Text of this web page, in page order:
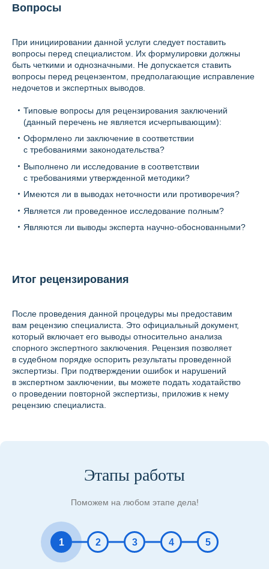
Вопросы
При инициировании данной услуги следует поставить
вопросы перед специалистом. Их формулировки должны
быть четкими и однозначными. Не допускается ставить
вопросы перед рецензентом, предполагающие исправление
недочетов и экспертных выводов.
Типовые вопросы для рецензирования заключений
(данный перечень не является исчерпывающим):
Оформлено ли заключение в соответствии
с требованиями законодательства?
Выполнено ли исследование в соответствии
с требованиями утвержденной методики?
Имеются ли в выводах неточности или противоречия?
Является ли проведенное исследование полным?
Являются ли выводы эксперта научно-обоснованными?
Итог рецензирования
После проведения данной процедуры мы предоставим
вам рецензию специалиста. Это официальный документ,
который включает его выводы относительно анализа
спорного экспертного заключения. Рецензия позволяет
в судебном порядке оспорить результаты проведенной
экспертизы. При подтверждении ошибок и нарушений
в экспертном заключении, вы можете подать ходатайство
о проведении повторной экспертизы, приложив к нему
рецензию специалиста.
Этапы работы
Поможем на любом этапе дела!
1 2 3 4 5